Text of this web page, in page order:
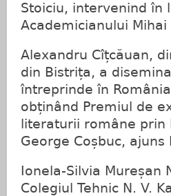
Stoiciu, intervenind în
Academicianului
Alexandru Cîțcăuan,
din Bistrița, a
întreprinde în
obținând Premiul de
literaturii române prin
George Coșbuc,
Ionela-Silvia
Colegiul Tehnic N. V.